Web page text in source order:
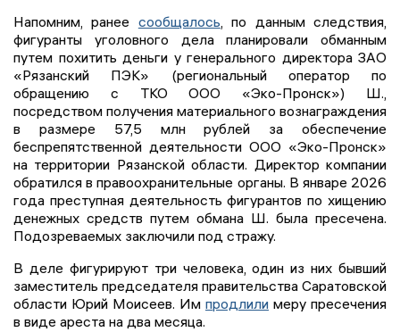
Напомним, ранее сообщалось, по данным следствия,
фигуранты уголовного дела планировали обманным
путем похитить деньги у генерального директора ЗАО
«Рязанский ПЭК» (региональный оператор по
обращению с ТКО ООО «Эко-Пронск») Ш.,
посредством получения материального вознаграждения
в размере 57,5 млн рублей за обеспечение
беспрепятственной деятельности ООО «Эко-Пронск»
на территории Рязанской области. Директор компании
обратился в правоохранительные органы. В январе 2026
года преступная деятельность фигурантов по хищению
денежных средств путем обмана Ш. была пресечена.
Подозреваемых заключили под стражу.
В деле фигурируют три человека, один из них бывший
заместитель председателя правительства Саратовской
области Юрий Моисеев. Им продлили меру пресечения
в виде ареста на два месяца.